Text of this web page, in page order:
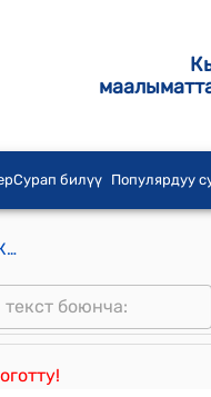
Сурап билүү Популярдуу
Кыргыз Республикасынын Өкмөтүнүн 2020-жылдын 20-апрелиндеги № 209 "Кыргыз Республикасынын Өкмөтүнүн 2018-жылдын 17-сентябрындагы № 430 "Кыргыз Республикасынын автомобиль жана суу транспорту жаатындагы иштин айрым түрлөрүн лицензиялоо жөнүндө жобону бекитүү тууралуу" токтомуна өзгөртүүлөрдү киргизүү жөнүндө" токтому